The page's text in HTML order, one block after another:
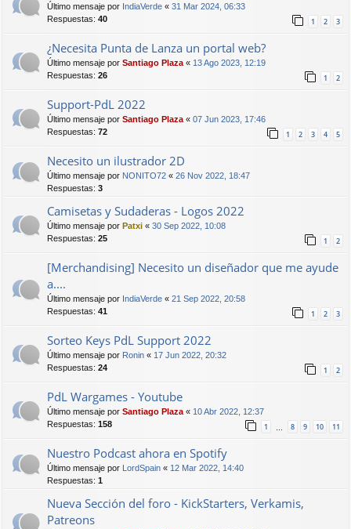
Último mensaje por IndiaVerde « 31 Mar 2024, 06:33
Respuestas: 40 1 2 3
¿Necesita Punta de Lanza un portal web?
Último mensaje por Santiago Plaza « 13 Ago 2023, 12:19
Respuestas: 26 1 2
Support-PdL 2022
Último mensaje por Santiago Plaza « 07 Jun 2023, 17:46
Respuestas: 72 1 2 3 4 5
Necesito un ilustrador 2D
Último mensaje por NONITO72 « 26 Nov 2022, 18:47
Respuestas: 3
Camisetas y Sudaderas - Logos 2022
Último mensaje por Patxi « 30 Sep 2022, 10:08
Respuestas: 25 1 2
[Merchandising] Necesito un diseñador que me ayude
a....
Último mensaje por IndiaVerde « 21 Sep 2022, 20:58
Respuestas: 41 1 2 3
Sorteo Keys PdL Support 2022
Último mensaje por Ronin « 17 Jun 2022, 20:32
Respuestas: 24 1 2
PdL Wargames - Youtube
Último mensaje por Santiago Plaza « 10 Abr 2022, 12:37
Respuestas: 158 1 … 8 9 10 11
Nuestro Podcast ahora en Spotify
Último mensaje por LordSpain « 12 Mar 2022, 14:40
Respuestas: 1
Nueva Sección del foro - KickStarters, Verkamis,
Patreons